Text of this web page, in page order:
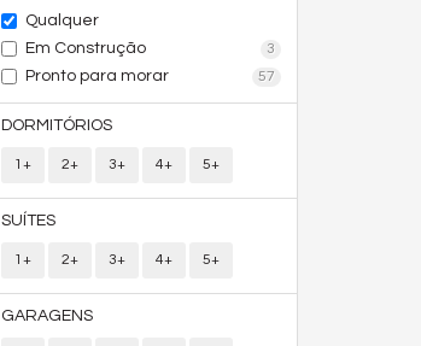
Qualquer
Em Construção
3
Pronto para morar 57
DORMITÓRIOS
1+ 2+ 3+ 4+ 5+
SUÍTES
1+ 2+ 3+ 4+ 5+
GARAGENS